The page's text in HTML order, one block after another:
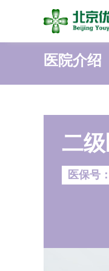
医院介绍
二
医保号